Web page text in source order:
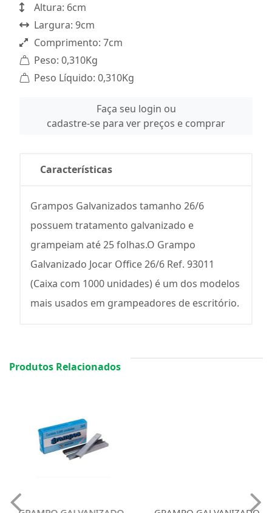
Altura: 6cm
Largura: 9cm
Comprimento: 7cm
Peso: 0,310Kg
Peso Líquido: 0,310Kg
Faça seu login ou
cadastre-se para ver preços e comprar
Características
Grampos Galvanizados tamanho 26/6
possuem tratamento galvanizado e
grampeiam até 25 folhas.O Grampo
Galvanizado Jocar Office 26/6 Ref. 93011
(Caixa com 1000 unidades) é um dos modelos
mais usados em grampeadores de escritório.
Produtos Relacionados